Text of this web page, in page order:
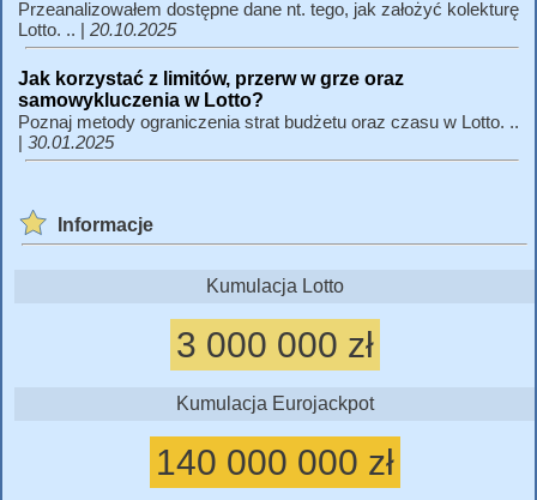
Przeanalizowałem dostępne dane nt. tego, jak założyć kolekturę
Lotto. .. | 20.10.2025
Jak korzystać z limitów, przerw w grze oraz
samowykluczenia w Lotto?
Poznaj metody ograniczenia strat budżetu oraz czasu w Lotto. ..
| 30.01.2025
Informacje
Kumulacja Lotto
3 000 000 zł
Kumulacja Eurojackpot
140 000 000 zł